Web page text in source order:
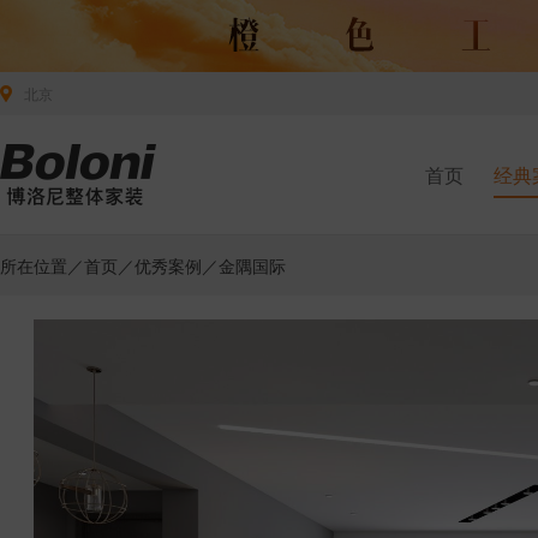
首页 经典
所在位置／首页 ／优秀案例 ／金隅国际